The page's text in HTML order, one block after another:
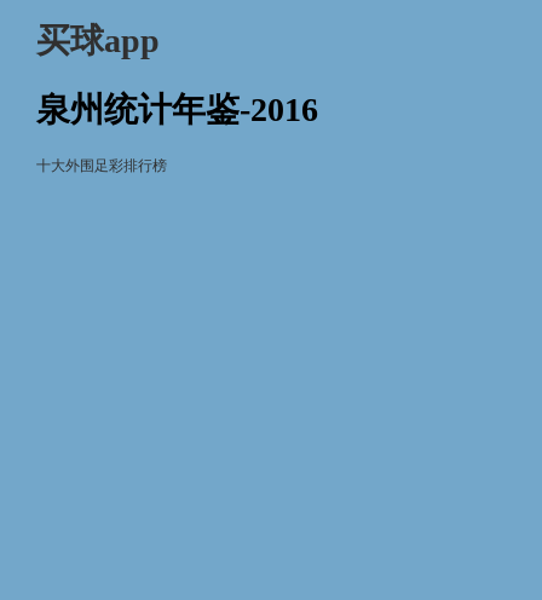
买球app
泉州统计年鉴-2016
十大外围足彩排行榜